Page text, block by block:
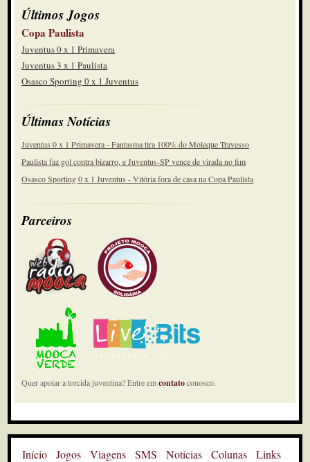
Últimos Jogos
Copa Paulista
Juventus 0 x 1 Primavera
Juventus 3 x 1 Paulista
Osasco Sporting 0 x 1 Juventus
Últimas Notícias
Juventus 0 x 1 Primavera - Fantasma tira 100% do Moleque Travesso
Paulista faz gol contra bizarro, e Juventus-SP vence de virada no fim
Osasco Sporting 0 x 1 Juventus - Vitória fora de casa na Copa Paulista
Parceiros
Quer apoiar a torcida juventina? Entre emcontatoconosco.
Início Jogos Viagens SMS Notícias Colunas
Links